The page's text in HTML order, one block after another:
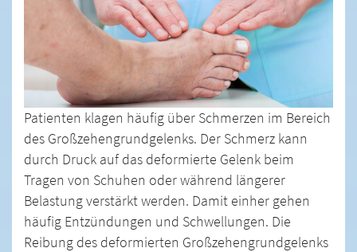
Patienten klagen häufig über Schmerzen im Bereich
des Großzehengrundgelenks. Der Schmerz kann
durch Druck auf das deformierte Gelenk beim
Tragen von Schuhen oder während längerer
Belastung verstärkt werden. Damit einher gehen
häufig Entzündungen und Schwellungen. Die
Reibung des deformierten Großzehengrundgelenks